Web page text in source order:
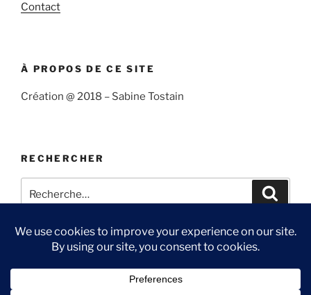
Contact
À PROPOS DE CE SITE
Création @ 2018 – Sabine Tostain
RECHERCHER
pour
Suivre
Me
Ma
Contact